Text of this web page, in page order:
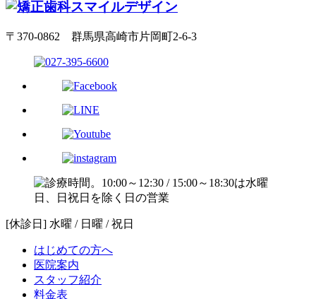
〒370-0862 群馬県高崎市片岡町2-6-3
[休診日] 水曜 / 日曜 / 祝日
はじめての方へ
医院案内
スタッフ紹介
料金表